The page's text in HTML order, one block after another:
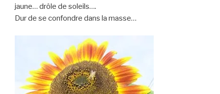
jaune… drôle de soleils….
Dur de se confondre dans la masse…